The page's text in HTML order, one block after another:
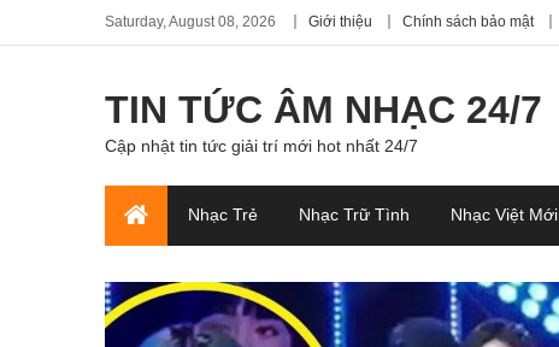
Saturday, August 08, 2026 Giới thiệu Chính sách bảo mật
TIN TỨC ÂM NHẠC 24/7
Cập nhật tin tức giải trí mới hot nhất 24/7
Nhạc Trẻ Nhạc Trữ Tình Nhạc Việt Mới